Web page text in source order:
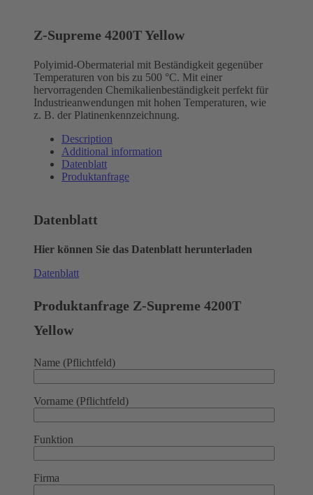
Z-Supreme 4200T Yellow
Polyimid-Obermaterial mit Beständigkeit gegenüber
Temperaturen von bis zu 500 °C. Mit einer
hervorragenden Chemikalienbeständigkeit perfekt für
Industrieanwendungen mit hohen Temperaturen, wie
z. B. der Platinenkennzeichnung.
Description
Additional information
Datenblatt
Produktanfrage
Datenblatt
Hier können Sie das Datenblatt herunterladen
Datenblatt
Produktanfrage Z-Supreme 4200T
Yellow
Name (Pflichtfeld)
Vorname (Pflichtfeld)
Funktion
Firma